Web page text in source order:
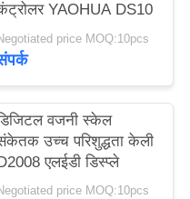
YAOHUA DS10
price MOQ:10pcs
वजनी स्केल
उच्च परिशुद्धता केली
एलईडी डिस्प्ले
price MOQ:10pcs